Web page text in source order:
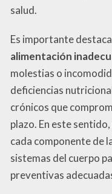
salud.
Es importante
alimentación
molestias o
deficiencias
crónicos que
plazo. En este
cada componente de
sistemas del cuerpo
preventivas